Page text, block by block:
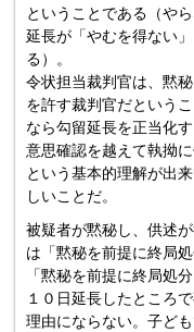
ということである（や
延長が「やむを得ない
る）。
令状担当裁判官は、黙
を許す裁判官だという
なら勾留延長を正当化
意思確認を越えて執拗
という基本的理解が出
しいことだ。
被疑者が黙秘し、供述
は「黙秘を前提に終局
「黙秘を前提に終局処
１０日延長したところ
理由にならない。子ど